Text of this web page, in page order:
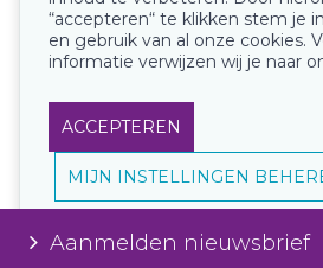
Aanmelden nieuwsbrief
“accepteren“ te klikken stem je
en gebruik van al onze cookies.
informatie verwijzen wij je naar
ACCEPTEREN
MIJN INSTELLINGEN